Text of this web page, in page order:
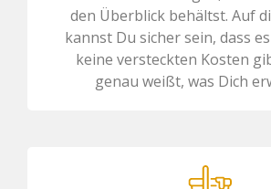
den Überblick behältst. Auf
kannst Du sicher sein, dass
keine versteckten Kosten
genau weißt, was Dich